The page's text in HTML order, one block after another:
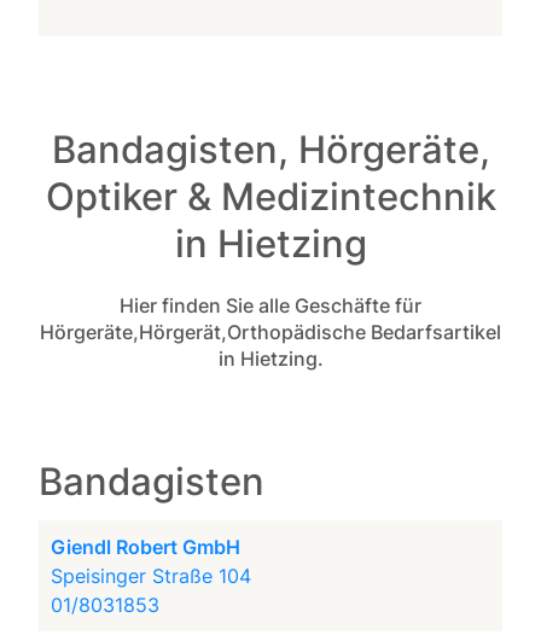
Bandagisten, Hörgeräte,
Optiker & Medizintechnik
in Hietzing
Hier finden Sie alle Geschäfte für
Hörgeräte,Hörgerät,Orthopädische Bedarfsartikel
in Hietzing.
Bandagisten
Giendl Robert GmbH
Speisinger Straße 104
01/8031853